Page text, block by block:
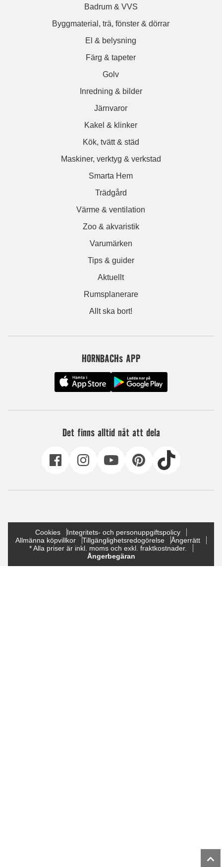
Badrum & VVS
Byggmaterial, trä, fönster & dörrar
El & belysning
Färg & tapeter
Golv
Inredning & bilder
Järnvaror
Kakel & klinker
Kök, tvätt & städ
Maskiner, verktyg & verkstad
Smarta Hem
Trädgård
Värme & ventilation
Zoo & akvaristik
Varumärken
Tips & guider
Aktuellt
Rumsplanerare
Allt ska bort!
HORNBACHs APP
Det finns alltid nåt att dela
Cookies
Integritets- och personuppgiftspolicy
Allmänna köpvillkor
Tillgänglighetsredogörelse
Ångerrätt
* Alla priser är inkl. moms och exkl. fraktkostnader.
Ångerbegäran